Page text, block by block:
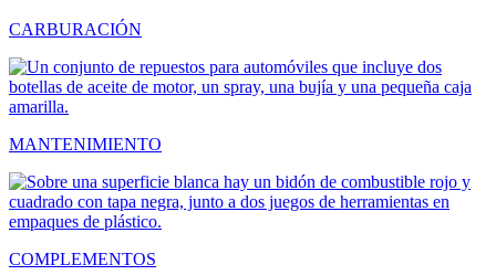
CARBURACIÓN
MANTENIMIENTO
COMPLEMENTOS